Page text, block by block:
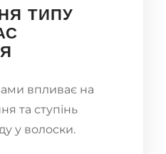
ТИПУ
впливає на
та ступінь
у волоски.